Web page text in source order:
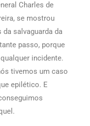
Charles de
se mostrou
salvaguarda da
passo, porque
incidente.
tivemos um caso
epilético. E